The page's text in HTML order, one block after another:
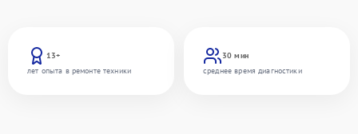
13+
лет опыта в ремонте техники
30 мин
среднее время диагностики